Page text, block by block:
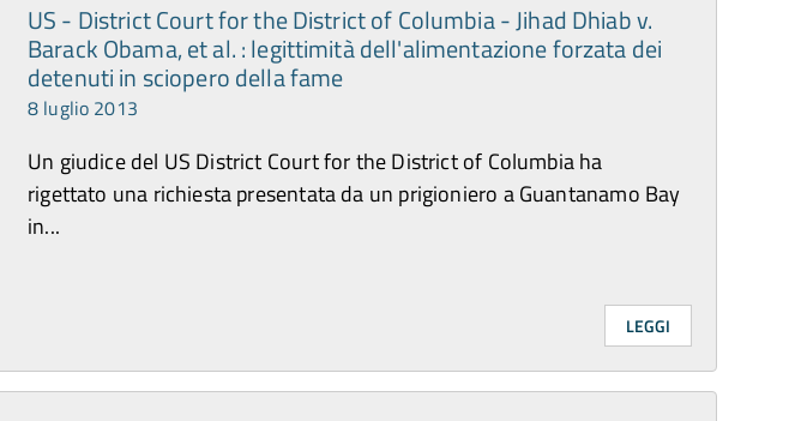
US - District Court for the District of Columbia - Jihad Dhiab v.
Barack Obama, et al. : legittimità dell'alimentazione forzata dei
detenuti in sciopero della fame
8 luglio 2013
Un giudice del US District Court for the District of Columbia ha
rigettato una richiesta presentata da un prigioniero a Guantanamo Bay
in...
LEGGI